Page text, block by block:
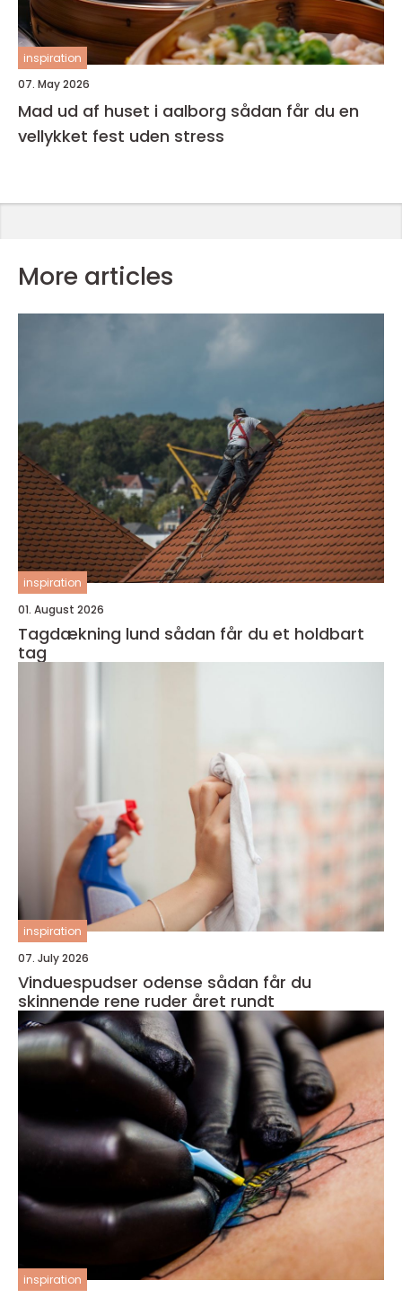
inspiration
07. May 2026
Mad ud af huset i aalborg sådan får du en
vellykket fest uden stress
More articles
inspiration
01. August 2026
Tagdækning lund sådan får du et holdbart
tag
inspiration
07. July 2026
Vinduespudser odense sådan får du
skinnende rene ruder året rundt
inspiration